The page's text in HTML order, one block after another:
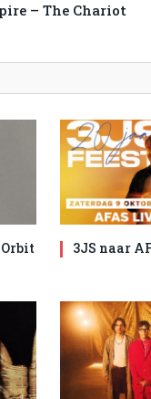
– The Chariot
3JS naar